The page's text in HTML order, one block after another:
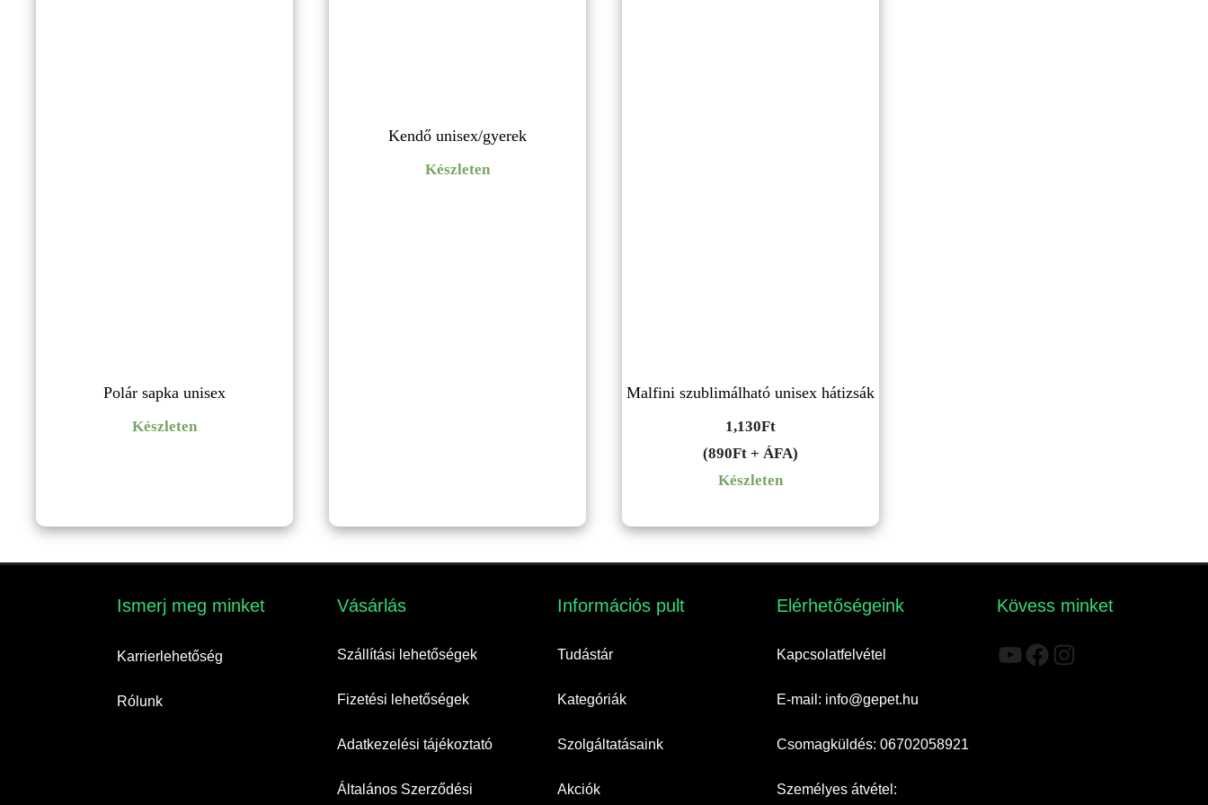
Polár sapka unisex
Készleten
Kendő unisex/gyerek
Készleten
Malfini szublimálható unisex hátizsák
1,130Ft
(890Ft + ÁFA)
Készleten
Ismerj meg minket​
Karrierlehetőség
Rólunk
Vásárlás​
Szállítási lehetőségek
Fizetési lehetőségek
Adatkezelési tájékoztató
Általános Szerződési
Információs pult​
Tudástár
Kategóriák
Szolgáltatásaink
Akciók
Elérhetőségeink​
Kapcsolatfelvétel
E-mail: info@gepet.hu
Csomagküldés: 06702058921
Személyes átvétel:
Kövess minket
YouTube
Facebook
Instagram